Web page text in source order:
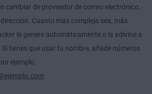
cambiar de proveedor de correo electrónico,
Cuanto más compleja sea, más
la genere automáticamente o la adivine a
tienes que usar tu nombre, añade números
ejemplo,